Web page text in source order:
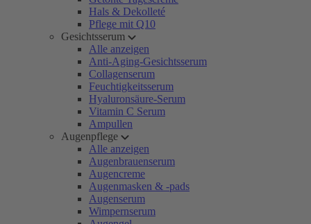
Hals & Dekolleté
Pflege mit Q10
Gesichtsserum
Alle anzeigen
Anti-Aging-Gesichtsserum
Collagenserum
Feuchtigkeitsserum
Hyaluronsäure-Serum
Vitamin C Serum
Ampullen
Augenpflege
Alle anzeigen
Augenbrauenserum
Augencreme
Augenmasken & -pads
Augenserum
Wimpernserum